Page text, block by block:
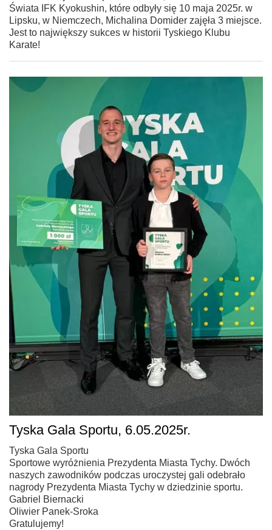
Świata IFK Kyokushin, które odbyły się 10 maja 2025r. w
Lipsku, w Niemczech, Michalina Domider zajęła 3 miejsce.
Jest to największy sukces w historii Tyskiego Klubu
Karate!
Tyska Gala Sportu, 6.05.2025r.
Tyska Gala Sportu
Sportowe wyróżnienia Prezydenta Miasta Tychy. Dwóch
naszych zawodników podczas uroczystej gali odebrało
nagrody Prezydenta Miasta Tychy w dziedzinie sportu.
Gabriel Biernacki
Oliwier Panek-Sroka
Gratulujemy!